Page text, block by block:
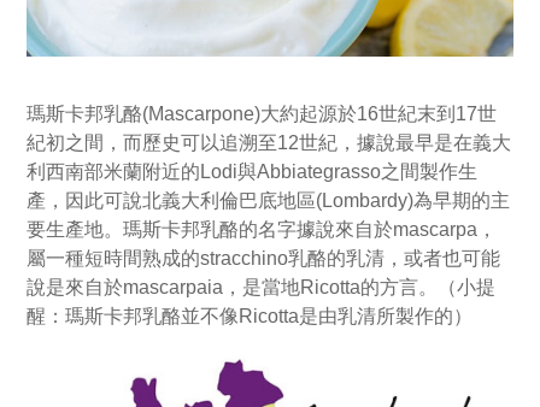
瑪斯卡邦乳酪(Mascarpone)大約起源於16世紀末到17世
紀初之間，而歷史可以追溯至12世紀，據說最早是在義大
利西南部米蘭附近的Lodi與Abbiategrasso之間製作生
產，因此可說北義大利倫巴底地區(Lombardy)為早期的主
要生產地。瑪斯卡邦乳酪的名字據說來自於mascarpa，
屬一種短時間熟成的stracchino乳酪的乳清，或者也可能
說是來自於mascarpaia，是當地Ricotta的方言。（小提
醒：瑪斯卡邦乳酪並不像Ricotta是由乳清所製作的）